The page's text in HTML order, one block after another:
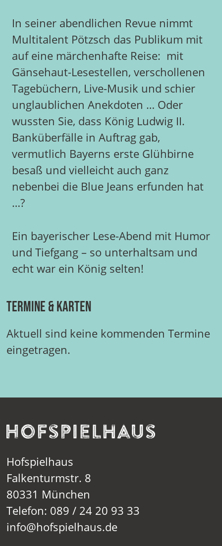
In seiner abendlichen Revue nimmt
Multitalent Pötzsch das Publikum mit
auf eine märchenhafte Reise: mit
Gänsehaut-Lesestellen, verschollenen
Tagebüchern, Live-Musik und schier
unglaublichen Anekdoten … Oder
wussten Sie, dass König Ludwig II.
Banküberfälle in Auftrag gab,
vermutlich Bayerns erste Glühbirne
besaß und vielleicht auch ganz
nebenbei die Blue Jeans erfunden hat
…?
Ein bayerischer Lese-Abend mit Humor
und Tiefgang – so unterhaltsam und
echt war ein König selten!
Termine & Karten
Aktuell sind keine kommenden Termine
eingetragen.
Hofspielhaus
Falkenturmstr. 8
80331 München
Telefon: 089 / 24 20 93 33
info@hofspielhaus.de